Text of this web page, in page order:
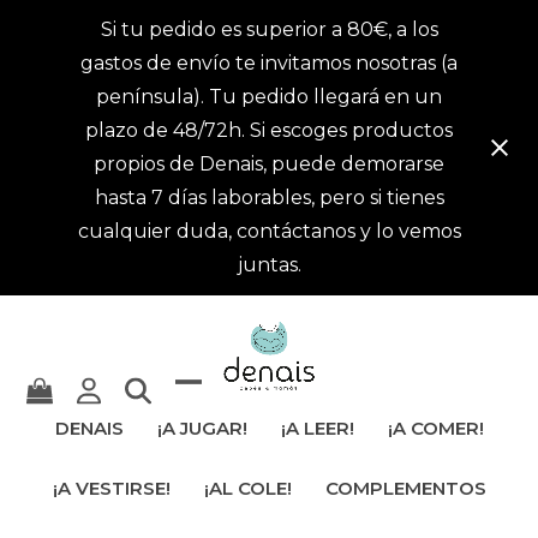
Si tu pedido es superior a 80€, a los
gastos de envío te invitamos nosotras (a
península). Tu pedido llegará en un
plazo de 48/72h. Si escoges productos
propios de Denais, puede demorarse
hasta 7 días laborables, pero si tienes
cualquier duda, contáctanos y lo vemos
juntas.
ocultar
móvil
DENAIS ¡A JUGAR! ¡A LEER! ¡A COMER!
¡A VESTIRSE! ¡AL COLE! COMPLEMENTOS